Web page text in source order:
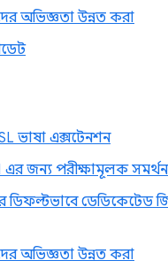
অভিজ্ঞতা উন্নত করা
ভাষা এক্সটেনশন
এর জন্য পরীক্ষামূলক সমর্থন
ডিফল্টভাবে ডেডিকেটেড
অভিজ্ঞতা উন্নত করা